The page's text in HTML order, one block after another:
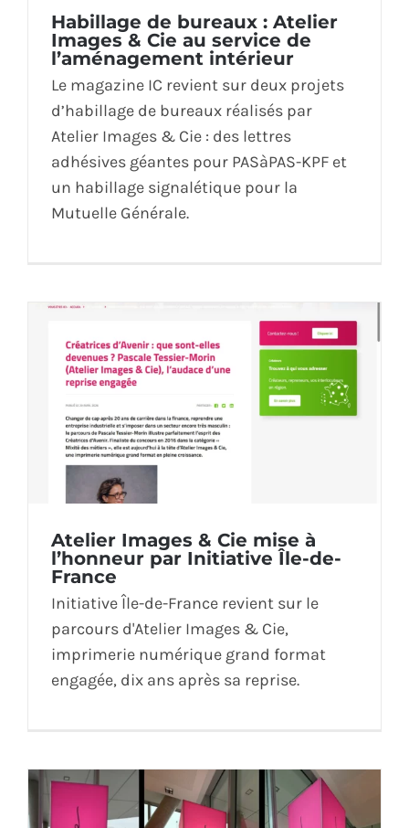
Habillage de bureaux : Atelier
Images & Cie au service de
l’aménagement intérieur
Le magazine IC revient sur deux projets
d’habillage de bureaux réalisés par
Atelier Images & Cie : des lettres
adhésives géantes pour PASàPAS-KPF et
un habillage signalétique pour la
Mutuelle Générale.
Atelier Images & Cie mise à
l’honneur par Initiative Île-de-
France
Initiative Île-de-France revient sur le
parcours d'Atelier Images & Cie,
imprimerie numérique grand format
engagée, dix ans après sa reprise.